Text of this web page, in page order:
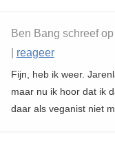
Ben Bang schreef
reageer
Fijn, heb ik weer.
maar nu ik hoor dat ik
daar als veganist niet